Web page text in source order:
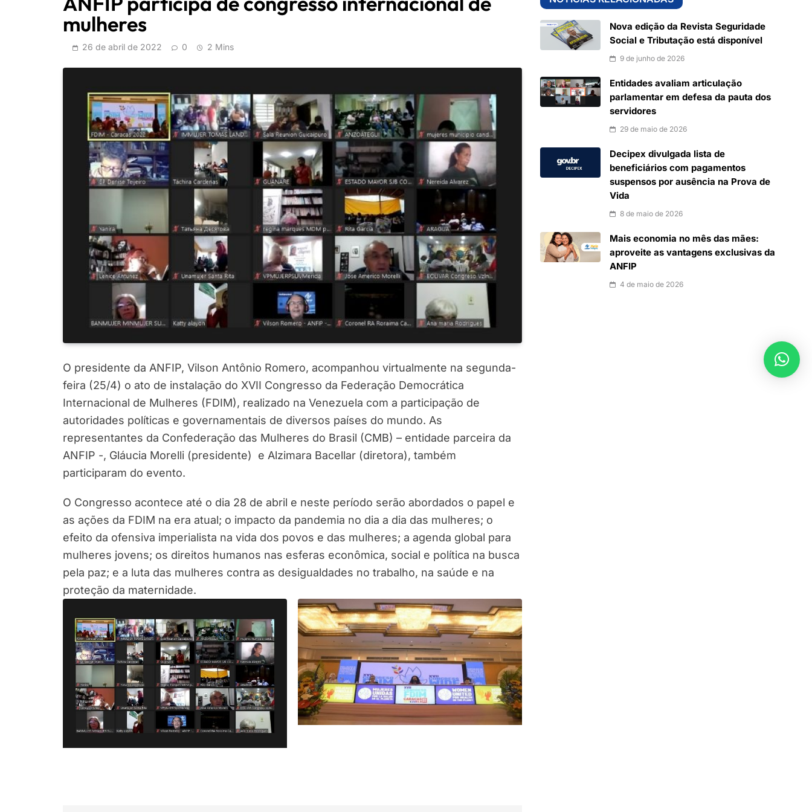
mulheres
26 de abril de 2022 0 2 Mins
O presidente da ANFIP, Vilson Antônio Romero, acompanhou virtualmente na segunda-
feira (25/4) o ato de instalação do XVII Congresso da Federação Democrática
Internacional de Mulheres (FDIM), realizado na Venezuela com a participação de
autoridades políticas e governamentais de diversos países do mundo. As
representantes da Confederação das Mulheres do Brasil (CMB) – entidade parceira da
ANFIP -, Gláucia Morelli (presidente) e Alzimara Bacellar (diretora), também
participaram do evento.
O Congresso acontece até o dia 28 de abril e neste período serão abordados o papel e
as ações da FDIM na era atual; o impacto da pandemia no dia a dia das mulheres; o
efeito da ofensiva imperialista na vida dos povos e das mulheres; a agenda global para
mulheres jovens; os direitos humanos nas esferas econômica, social e política na busca
pela paz; e a luta das mulheres contra as desigualdades no trabalho, na saúde e na
proteção da maternidade.
Nova edição da Revista Seguridade
Social e Tributação está disponível
9 de junho de 2026
Entidades avaliam articulação
parlamentar em defesa da pauta dos
servidores
29 de maio de 2026
Decipex divulgada lista de
beneficiários com pagamentos
suspensos por ausência na Prova de
Vida
8 de maio de 2026
Mais economia no mês das mães:
aproveite as vantagens exclusivas da
ANFIP
4 de maio de 2026